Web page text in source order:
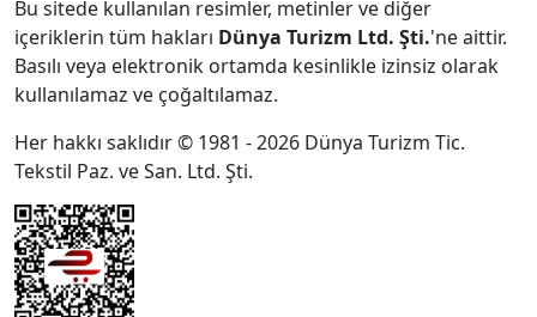
Bu sitede kullanılan resimler, metinler ve diğer
içeriklerin tüm hakları Dünya Turizm Ltd. Şti.'ne aittir.
Basılı veya elektronik ortamda kesinlikle izinsiz olarak
kullanılamaz ve çoğaltılamaz.
Her hakkı saklıdır © 1981 - 2026 Dünya Turizm Tic.
Tekstil Paz. ve San. Ltd. Şti.